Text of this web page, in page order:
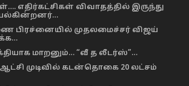
எதிர்கட்சிகள் விவாதத்தில் இருந்து
பிரச்னையில் முதலமைச்சர் விஜய்
மாறனும்… “வீ த லீடர்ஸ்”…
முடிவில் கடன்தொகை 20 லட்சம்